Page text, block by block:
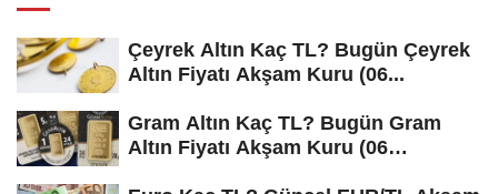
Çeyrek Altın Kaç TL? Bugün Çeyrek
Altın Fiyatı Akşam Kuru (06...
Gram Altın Kaç TL? Bugün Gram
Altın Fiyatı Akşam Kuru (06